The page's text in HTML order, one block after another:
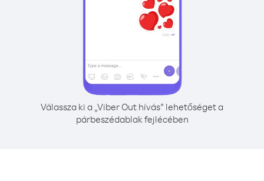
Válassza ki a „Viber Out hívás” lehetőséget a
párbeszédablak fejlécében